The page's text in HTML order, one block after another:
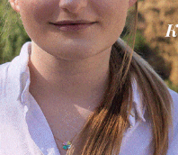
Cronaca 3 Agosto 2026
Scomparso da una
Fiorentino l’uomo
Levane nel 2020